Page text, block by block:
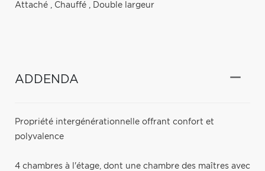
Attaché , Chauffé , Double largeur
ADDENDA
Propriété intergénérationnelle offrant confort et
polyvalence
4 chambres à l'étage, dont une chambre des maîtres avec